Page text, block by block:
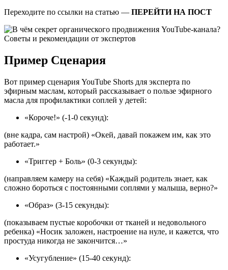
Переходите по ссылки на статью — ПЕРЕЙТИ НА ПОСТ
Пример Сценария
Вот пример сценария YouTube Shorts для эксперта по
эфирным маслам, который рассказывает о пользе эфирного
масла для профилактики соплей у детей:
«Короче!» (-1-0 секунд):
(вне кадра, сам настрой) «Окей, давай покажем им, как это
работает.»
«Триггер + Боль» (0-3 секунды):
(направляем камеру на себя) «Каждый родитель знает, как
сложно бороться с постоянными соплями у малыша, верно?»
«Образ» (3-15 секунды):
(показываем пустые коробочки от тканей и недовольного
ребенка) «Носик заложен, настроение на нуле, и кажется, что
простуда никогда не закончится…»
«Усугубление» (15-40 секунд):